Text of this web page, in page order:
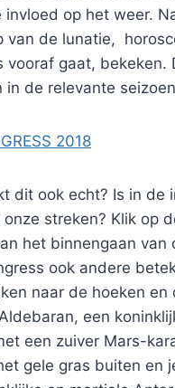
invloed op het weer.
van de lunatie,
vooraf gaat,
in de relevante
2018
dit ook echt? Is in de
streken? Klik op
het binnengaan van
ook andere
naar de hoeken
een
een zuiver Mars-
gele gras buiten en